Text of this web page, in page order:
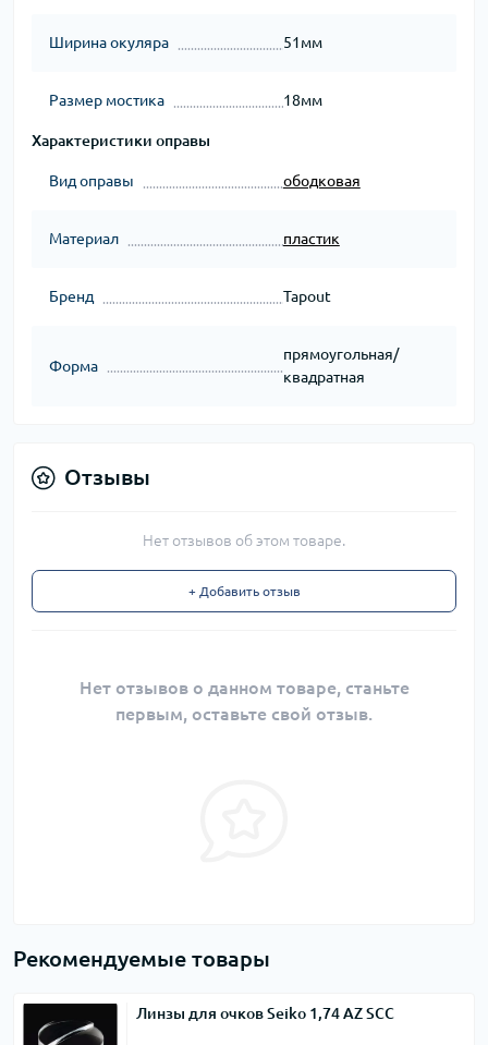
Ширина окуляра 51мм
Размер мостика 18мм
Характеристики оправы
Вид оправы ободковая
Материал пластик
Бренд Tapout
Форма
прямоугольная/
квадратная
Отзывы
Нет отзывов об этом товаре.
+ Добавить отзыв
Нет отзывов о данном товаре, станьте
первым, оставьте свой отзыв.
Рекомендуемые товары
Линзы для очков Seiko 1,74 AZ SCC